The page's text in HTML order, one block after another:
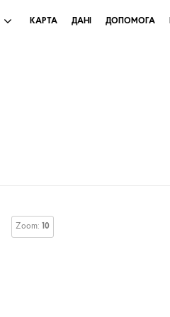
КАРТА ДАНІ ДОПОМОГА
Zoom: 10